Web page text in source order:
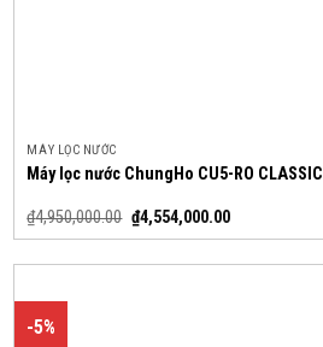
MÁY LỌC NƯỚC
Máy lọc nước ChungHo CU5-RO CLASSIC
₫4,950,000.00 ₫4,554,000.00
-5%